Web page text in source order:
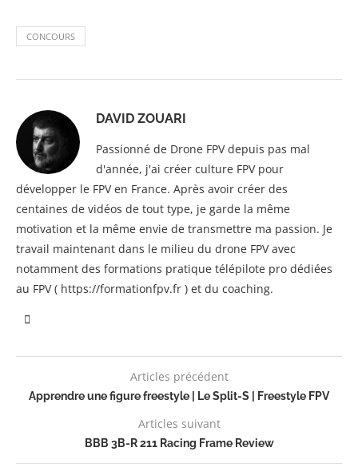
CONCOURS
DAVID ZOUARI
Passionné de Drone FPV depuis pas mal
d'année, j'ai créer culture FPV pour
développer le FPV en France. Après avoir créer des
centaines de vidéos de tout type, je garde la même
motivation et la même envie de transmettre ma passion. Je
travail maintenant dans le milieu du drone FPV avec
notamment des formations pratique télépilote pro dédiées
au FPV ( https://formationfpv.fr ) et du coaching.
Articles précédent
Apprendre une figure freestyle | Le Split-S | Freestyle FPV
Articles suivant
BBB 3B-R 211 Racing Frame Review